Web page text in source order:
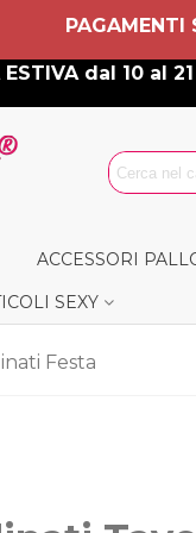
PAGAMENTI
ESTIVA dal 10
ACCESSORI
SEXY
Festa